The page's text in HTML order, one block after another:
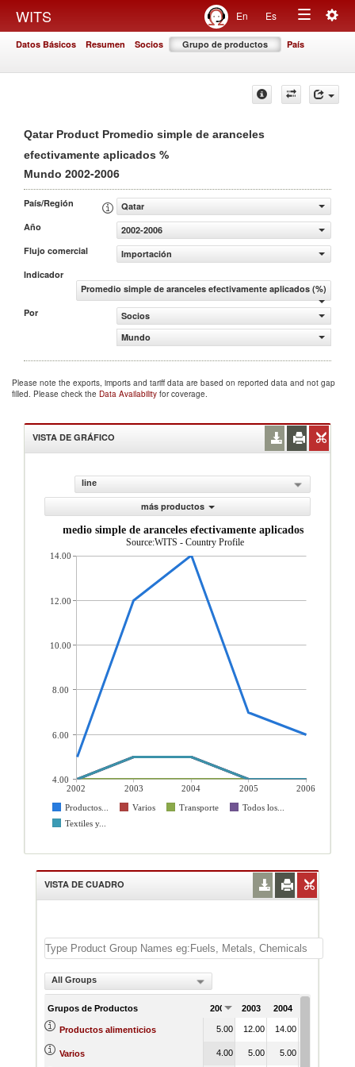
WITS En Es
Toggle
Datos Básicos Resumen Socios Grupo de productos País
Qatar Product Promedio simple de aranceles
efectivamente aplicados %
Mundo 2002-2006
País/Región
Qatar
Año
2002-2006
Flujo comercial
Importación
Indicador
Promedio simple de aranceles efectivamente aplicados (%)
Por
Socios
Mundo
Please note the exports, imports and tariff data are based on reported data and not gap
filled. Please check the Data Availability for coverage.
VISTA DE GRÁFICO
line
más productos
Promedio simple de aranceles efectivamente aplicados (%)
Source:WITS - Country Profile
2002 2003 2004 2005
2006
Productos...
Varios Transporte
Todos los...
Textiles y...
14.00
12.00
10.00
8.00
6.00
4.00
VISTA DE CUADRO
All Groups
Grupos de Productos 2002 2003 2004
Productos alimenticios 5.00 12.00 14.00
Varios 4.00 5.00 5.00